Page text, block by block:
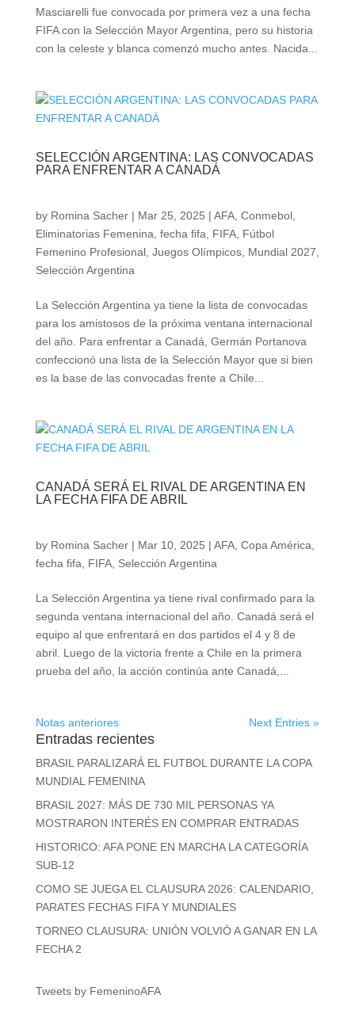
Masciarelli fue convocada por primera vez a una fecha
FIFA con la Selección Mayor Argentina, pero su historia
con la celeste y blanca comenzó mucho antes. Nacida...
SELECCIÓN ARGENTINA: LAS CONVOCADAS
PARA ENFRENTAR A CANADÁ
by Romina Sacher| Mar 25, 2025 | AFA, Conmebol,
Eliminatorias Femenina fecha fifa FIFA, Fútbol
Femenino Profesional, Juegos Olímpicos, Mundial 2027
Selección Argentina
La Selección Argentina ya tiene la lista de convocadas
para los amistosos de la próxima ventana internacional
del año. Para enfrentar a Canadá, Germán Portanova
confeccionó una lista de la Selección Mayor que si bien
es la base de las convocadas frente a Chile...
CANADÁ SERÁ EL RIVAL DE ARGENTINA EN
LA FECHA FIFA DE ABRIL
by Romina Sacher| Mar 10, 2025 | AFA, Copa América
fecha fifa
FIFA, Selección Argentina
La Selección Argentina ya tiene rival confirmado para la
segunda ventana internacional del año. Canadá será el
equipo al que enfrentará en dos partidos el 4 y 8 de
abril. Luego de la victoria frente a Chile en la primera
prueba del año, la acción continúa ante Canadá,...
Notas anteriores Next Entries »
Entradas recientes
BRASIL PARALIZARÁ EL FUTBOL DURANTE LA COPA
MUNDIAL FEMENINA
BRASIL 2027: MÁS DE 730 MIL PERSONAS YA
MOSTRARON INTERÉS EN COMPRAR ENTRADAS
HISTORICO: AFA PONE EN MARCHA LA CATEGORÍA
SUB-12
COMO SE JUEGA EL CLAUSURA 2026: CALENDARIO,
PARATES FECHAS FIFA Y MUNDIALES
TORNEO CLAUSURA: UNIÓN VOLVIÓ A GANAR EN LA
FECHA 2
Tweets by FemeninoAFA